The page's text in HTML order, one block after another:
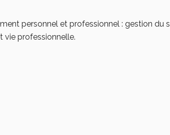
personnel et professionnel : gestion du
vie professionnelle.